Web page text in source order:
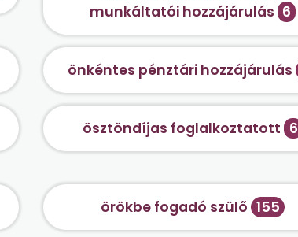
munkáltatói hozzájárulás 6
önkéntes pénztári hozzájárulás
ösztöndíjas foglalkoztatott 6
örökbe fogadó szülő 155